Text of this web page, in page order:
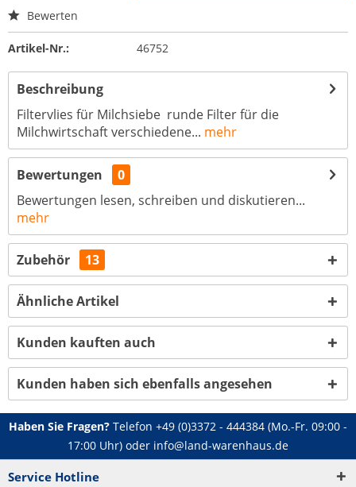
Bewerten
Artikel-Nr.: 46752
Beschreibung
Filtervlies für Milchsiebe runde Filter für die
Milchwirtschaft verschiedene... mehr
Bewertungen
0
Bewertungen lesen, schreiben und diskutieren...
mehr
Zubehör 13
Ähnliche Artikel
Kunden kauften auch
Kunden haben sich ebenfalls angesehen
Haben Sie Fragen? Telefon +49 (0)3372 - 444384 (Mo.-Fr. 09:00 -
17:00 Uhr) oder info@land-warenhaus.de
Service Hotline